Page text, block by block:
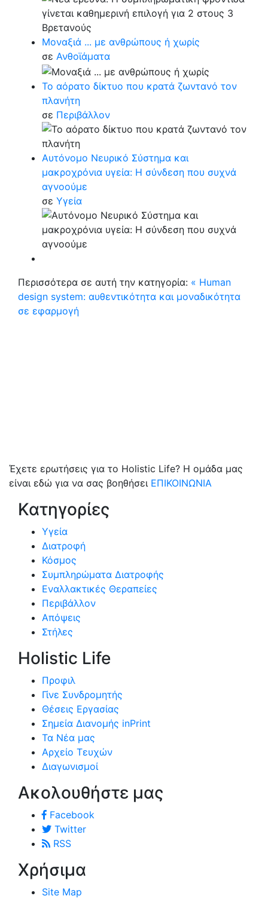
Μοναξιά ... με ανθρώπους ή χωρίς
σε Ανθοϊάματα
Το αόρατο δίκτυο που κρατά ζωντανό τον
πλανήτη
σε Περιβάλλον
Αυτόνομο Νευρικό Σύστημα και
μακροχρόνια υγεία: Η σύνδεση που συχνά
αγνοούμε
σε Υγεία
Περισσότερα σε αυτή την κατηγορία: « Human
design system: αυθεντικότητα και μοναδικότητα
σε εφαρμογή
Έχετε ερωτήσεις για το Holistic Life? Η ομάδα μας
είναι εδώ για να σας βοηθήσει ΕΠΙΚΟΙΝΩΝΙΑ
Κατηγορίες
Υγεία
Διατροφή
Κόσμος
Συμπληρώματα Διατροφής
Εναλλακτικές Θεραπείες
Περιβάλλον
Απόψεις
Στήλες
Holistic Life
Προφιλ
Γίνε Συνδρομητής
Θέσεις Εργασίας
Σημεία Διανομής inPrint
Τα Νέα μας
Αρχείο Τευχών
Διαγωνισμοί
Ακολουθήστε μας
Facebook
Twitter
RSS
Χρήσιμα
Site Map